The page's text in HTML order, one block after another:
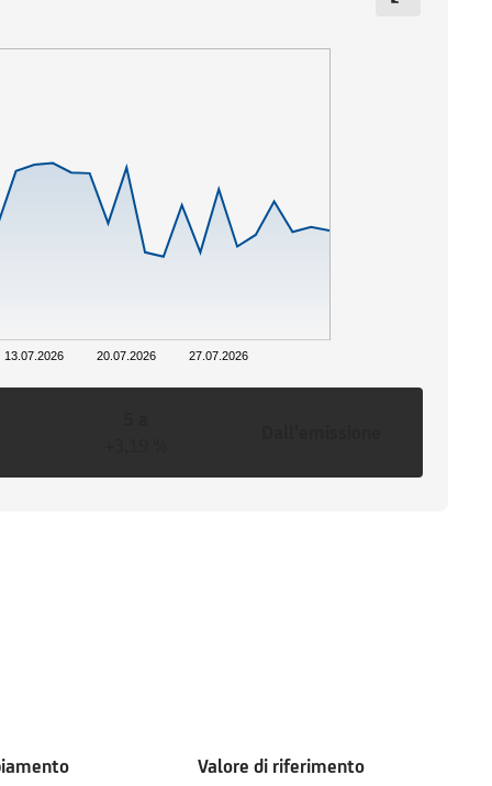
13.07.2026 20.07.2026 27.07.2026
Valore di riferimento